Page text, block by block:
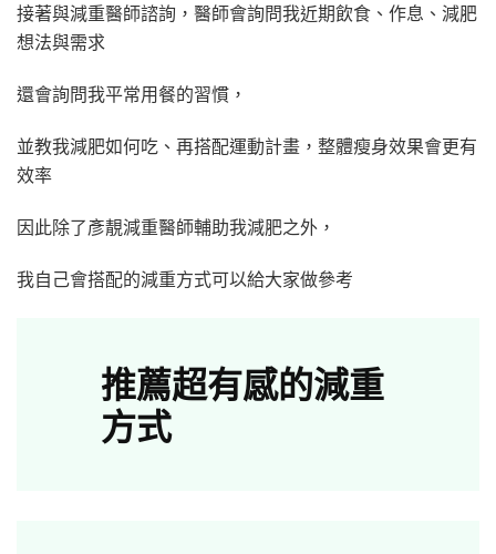
接著與減重醫師諮詢，醫師會詢問我近期飲食、作息、減肥
想法與需求
還會詢問我平常用餐的習慣，
並教我減肥如何吃、再搭配運動計畫，整體瘦身效果會更有
效率
因此除了彥靚減重醫師輔助我減肥之外，
我自己會搭配的減重方式可以給大家做參考
推薦超有感的減重
方式